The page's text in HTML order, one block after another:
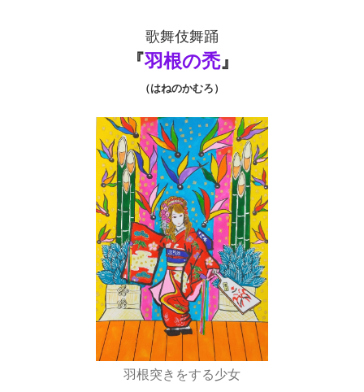
歌舞伎舞踊
『羽根の禿』
（はねのかむろ）
羽根突きをする少女